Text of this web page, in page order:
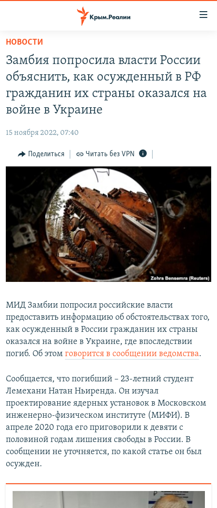
Вернуться
основному
содержанию
главной
Вернутся
поиску
НОВОСТИ
СПЕЦПРОЕКТЫ
КАРТА ВОЕННЫХ ОБЪЕКТОВ КРЫМА
ИСТОРИЯ
ИНТЕРАКТИВ
ИНФОГРАФИКА
ТЕЛЕПРОЕКТ КРЫМ.РЕАЛИИ
СОВЕТЫ ПРАВОЗАЩИТНИКОВ
ПРОПАВШИЕ БЕЗ ВЕСТИ
ПОБЕДИТЕЛЕЙ НЕ СУДЯТ?
КРЫМ.НЕПОКОРЕННЫЙ
ELIFBE
УКРАИНСКАЯ ПРОБЛЕМА КРЫМА
РАДІО СВОБОДА
КАК ОБОЙТИ БЛОКИРОВКУ
Українською
Qırımtatar
ПРИСОЕДИНЯЙТЕСЬ!
НОВОСТИ
Замбия попросила власти России
объяснить, как осужденный в РФ
гражданин их страны оказался на
войне в Украине
15 ноября 2022, 07:40
Поделиться Читать без VPN
МИД Замбии попросил российские власти
предоставить информацию об обстоятельствах того,
как осужденный в России гражданин их страны
оказался на войне в Украине, где впоследствии
погиб. Об этом говорится в сообщении ведомства.
Сообщается, что погибший – 23-летний студент
Лемехани Натан Ньиренда. Он изучал
проектирование ядерных установок в Московском
инженерно-физическом институте (МИФИ). В
апреле 2020 года его приговорили к девяти с
половиной годам лишения свободы в России. В
сообщении не уточняется, по какой статье он был
осужден.